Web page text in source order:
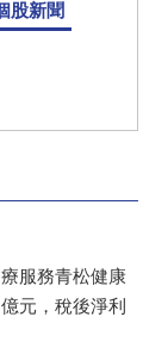
股新聞
服務青松健康
元，稅後淨利